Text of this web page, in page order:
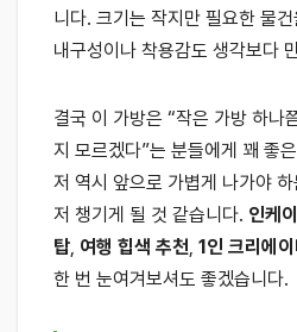
니다. 크기는 작지만 필요한 물
내구성이나 착용감도 생각보다
결국 이 가방은 “작은 가방 하나
지 모르겠다”는 분들에게 꽤 좋
저 역시 앞으로 가볍게 나가야
저 챙기게 될 것 같습니다. 인케
탑, 여행 힙색 추천, 1인 크리에
한 번 눈여겨보셔도 좋겠습니다.